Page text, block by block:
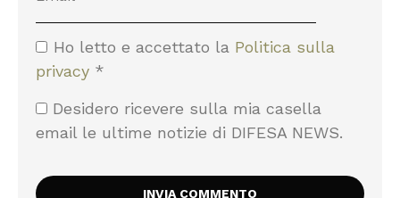
Ho letto e accettato la Politica sulla
privacy *
Desidero ricevere sulla mia casella
email le ultime notizie di DIFESA NEWS.